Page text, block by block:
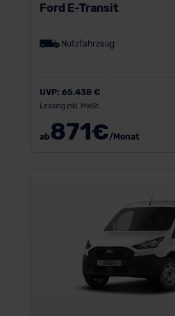
Ford E-Transit
Nutzfahrzeug
UVP: 65.438 €
Leasing inkl. MwSt.
ab871€/Monat